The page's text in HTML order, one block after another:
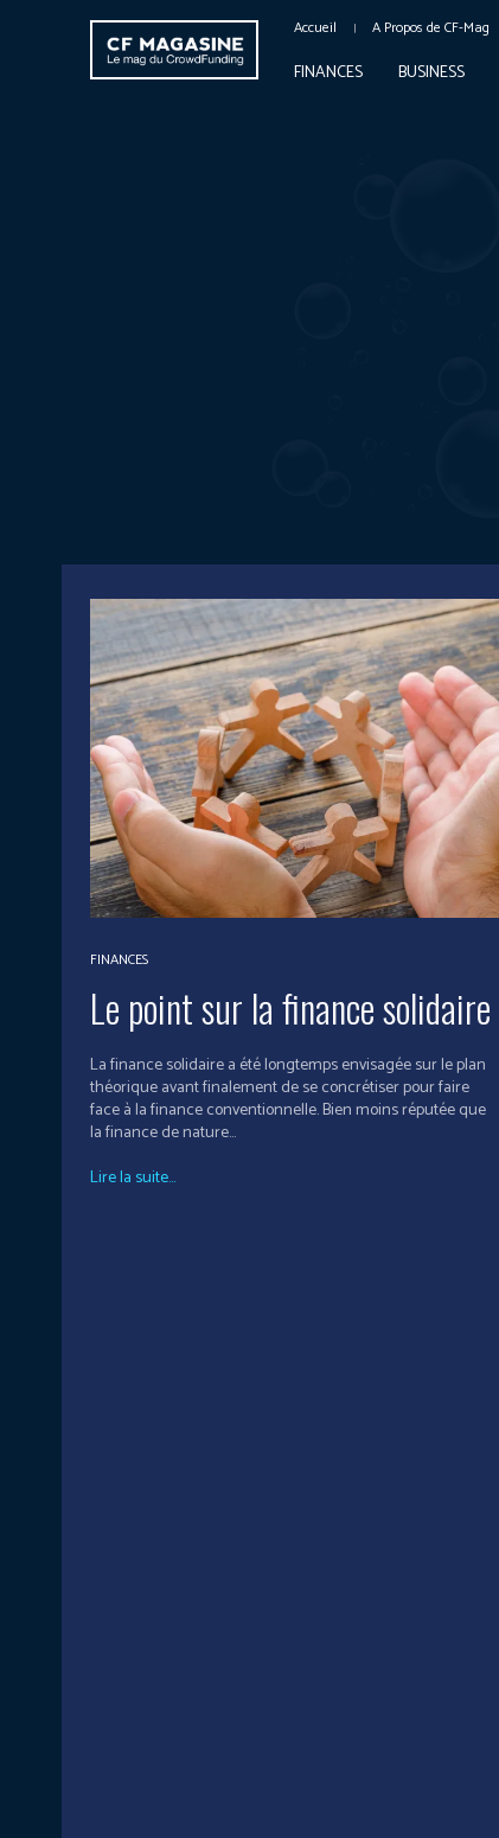
Accueil A Propos de CF-Mag
FINANCES BUSINESS
FINANCES
Le point sur la finance solidaire
La finance solidaire a été longtemps envisagée sur le plan
théorique avant finalement de se concrétiser pour faire
face à la finance conventionnelle. Bien moins réputée que
la finance de nature...
Lire la suite...